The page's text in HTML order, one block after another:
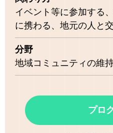
イベント等に参加する
に携わる
地元の人と
分野
地域コミュニティの維
プロ